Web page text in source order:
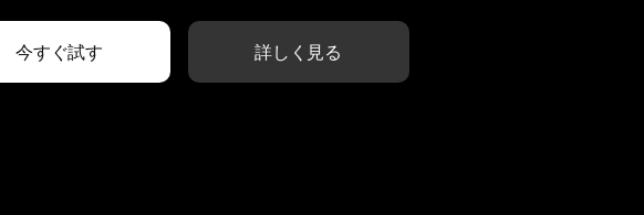
今すぐ試す 詳しく見る